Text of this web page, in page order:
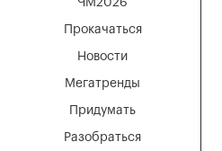
Мегатренды
Придумать
Разобраться
Новости
ЧМ2026
Прокачаться